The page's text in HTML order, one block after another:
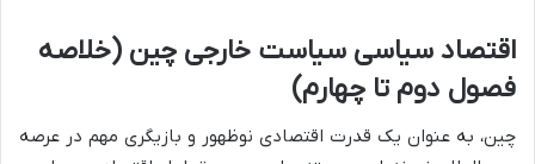
اقتصاد سیاسی سیاست خارجی چین (خلاصه
فصول دوم تا چهارم)
چین، به عنوان یک قدرت اقتصادی نوظهور و بازیگری مهم در عرصه